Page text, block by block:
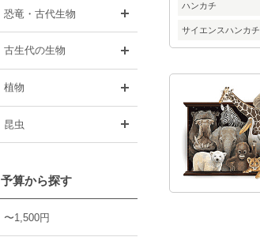
恐竜・古代生物
古生代の生物
植物
昆虫
予算から探す
〜1,500円
ハンカチ
サイエンスハンカチ